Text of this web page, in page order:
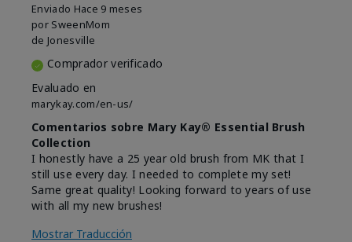
Enviado Hace 9 meses
por SweenMom
de Jonesville
Comprador verificado
Evaluado en
marykay.com/en-us/
Comentarios sobre Mary Kay® Essential Brush
Collection
I honestly have a 25 year old brush from MK that I
still use every day. I needed to complete my set!
Same great quality! Looking forward to years of use
with all my new brushes!
Mostrar Traducción